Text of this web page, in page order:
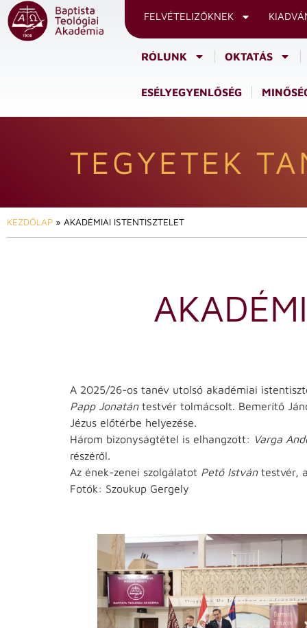
FELVÉTELIZŐKNEK
RÓLUNK OKTATÁS
ESÉLYEGYENLŐSÉG
TEGYETEK
KEZDŐLAP » AKADÉMIAI ISTENTISZTELET
A 2025/26-os tanév utolsó akadémiai
Papp Jonatántestvér tolmácsolt. Bemerítő
Jézus előtérbe helyezése.
Három bizonyságtétel is elhangzott: Varga
részéről.
Az ének-zenei szolgálatot Pető István testvér,
Fotók: Szoukup Gergely